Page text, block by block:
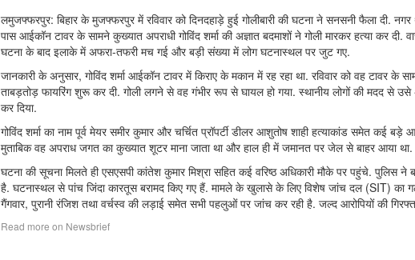
लमुजफ्फरपुर: बिहार के मुजफ्फरपुर में रविवार को दिनदहाड़े हुई गोलीबारी की घटना ने सनसनी फैला दी.
पास आईकॉन टावर के सामने कुख्यात अपराधी गोविंद शर्मा की अज्ञात बदमाशों ने गोली मारकर हत्या कर दी.
घटना के बाद इलाके में अफरा-तफरी मच गई और बड़ी संख्या में लोग घटनास्थल पर जुट गए.
जानकारी के अनुसार, गोविंद शर्मा आईकॉन टावर में किराए के मकान में रह रहा था. रविवार को वह टावर के
ताबड़तोड़ फायरिंग शुरू कर दी. गोली लगने से वह गंभीर रूप से घायल हो गया. स्थानीय लोगों की मदद से
कर दिया.
गोविंद शर्मा का नाम पूर्व मेयर समीर कुमार और चर्चित प्रॉपर्टी डीलर आशुतोष शाही हत्याकांड समेत कई
मुताबिक वह अपराध जगत का कुख्यात शूटर माना जाता था और हाल ही में जमानत पर जेल से बाहर आया था.
घटना की सूचना मिलते ही एसएसपी कांतेश कुमार मिश्रा सहित कई वरिष्ठ अधिकारी मौके पर पहुंचे. पुलिस ने
है. घटनास्थल से पांच जिंदा कारतूस बरामद किए गए हैं. मामले के खुलासे के लिए विशेष जांच दल (SIT) का
गैंगवार, पुरानी रंजिश तथा वर्चस्व की लड़ाई समेत सभी पहलुओं पर जांच कर रही है. जल्द आरोपियों की
Read more on Newsbrief